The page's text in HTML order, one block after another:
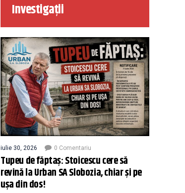
Investigații
iulie 30, 2026 0 Comentariu
Tupeu de făptaș: Stoicescu cere să
revină la Urban SA Slobozia, chiar și pe
ușa din dos!